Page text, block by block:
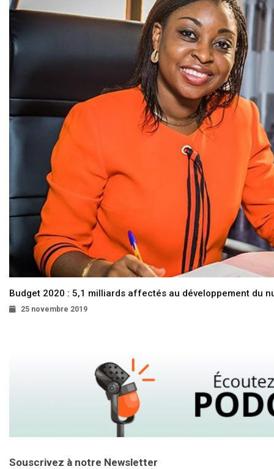
Budget 2020 : 5,1 milliards affectés au développement du
25 novembre 2019
Souscrivez à notre Newsletter